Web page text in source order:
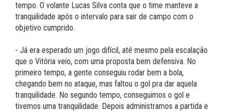
tempo. O volante Lucas Silva conta que o time manteve a
tranquilidade após o intervalo para sair de campo com o
objetivo cumprido.
- Já era esperado um jogo difícil, até mesmo pela escalação
que o Vitória veio, com uma proposta bem defensiva. No
primeiro tempo, a gente conseguiu rodar bem a bola,
chegando bem no ataque, mas faltou o gol pra dar aquela
tranquilidade. No segundo tempo, conseguimos o gol e
tivemos uma tranquilidade. Depois administramos a partida e